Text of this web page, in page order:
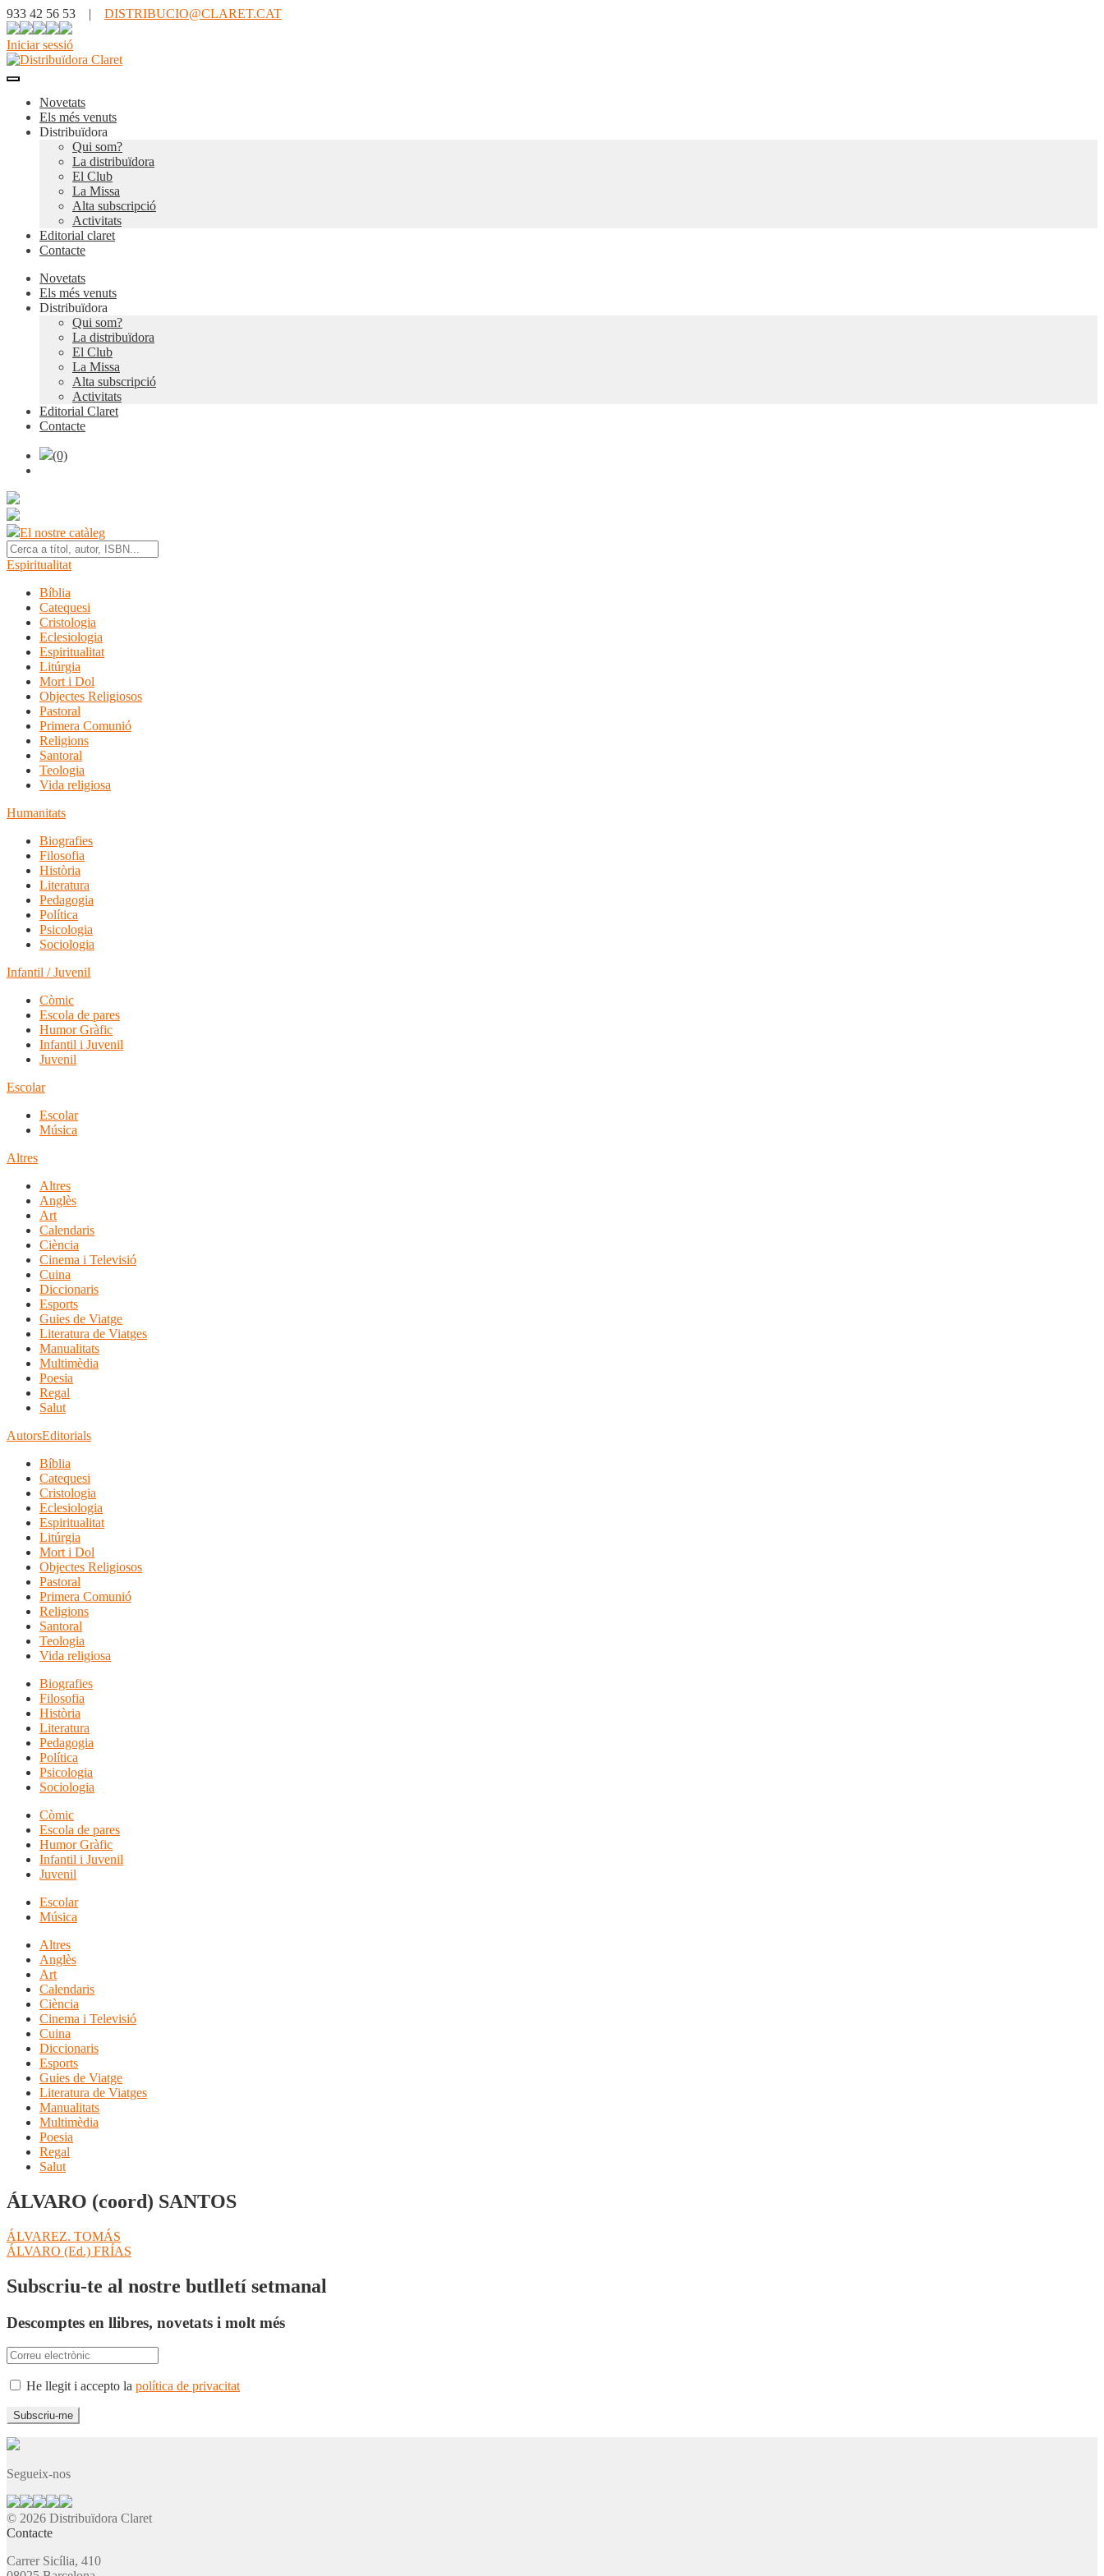
933 42 56 53 | DISTRIBUCIO@CLARET.CAT
Iniciar sessió
Novetats
Els més venuts
Distribuïdora
Qui som?
La distribuïdora
El Club
La Missa
Alta subscripció
Activitats
Editorial claret
Contacte
Novetats
Els més venuts
Distribuïdora
Qui som?
La distribuïdora
El Club
La Missa
Alta subscripció
Activitats
Editorial Claret
Contacte
(0)
El nostre catàleg
Espiritualitat
Bíblia
Catequesi
Cristologia
Eclesiologia
Espiritualitat
Litúrgia
Mort i Dol
Objectes Religiosos
Pastoral
Primera Comunió
Religions
Santoral
Teologia
Vida religiosa
Humanitats
Biografies
Filosofia
Història
Literatura
Pedagogia
Política
Psicologia
Sociologia
Infantil / Juvenil
Còmic
Escola de pares
Humor Gràfic
Infantil i Juvenil
Juvenil
Escolar
Escolar
Música
Altres
Altres
Anglès
Art
Calendaris
Ciència
Cinema i Televisió
Cuina
Diccionaris
Esports
Guies de Viatge
Literatura de Viatges
Manualitats
Multimèdia
Poesia
Regal
Salut
AutorsEditorials
Bíblia
Catequesi
Cristologia
Eclesiologia
Espiritualitat
Litúrgia
Mort i Dol
Objectes Religiosos
Pastoral
Primera Comunió
Religions
Santoral
Teologia
Vida religiosa
Biografies
Filosofia
Història
Literatura
Pedagogia
Política
Psicologia
Sociologia
Còmic
Escola de pares
Humor Gràfic
Infantil i Juvenil
Juvenil
Escolar
Música
Altres
Anglès
Art
Calendaris
Ciència
Cinema i Televisió
Cuina
Diccionaris
Esports
Guies de Viatge
Literatura de Viatges
Manualitats
Multimèdia
Poesia
Regal
Salut
ÁLVARO (coord) SANTOS
Navegació
d'entrades
Entrada
anterior:
ÁLVAREZ. TOMÁS
Pròxima
ÁLVARO (Ed.) FRÍAS
Subscriu-te al nostre butlletí setmanal
Descomptes en llibres, novetats i molt més
He llegit i accepto la política de privacitat
Segueix-nos
© 2026 Distribuïdora Claret
Contacte
Carrer Sicília, 410